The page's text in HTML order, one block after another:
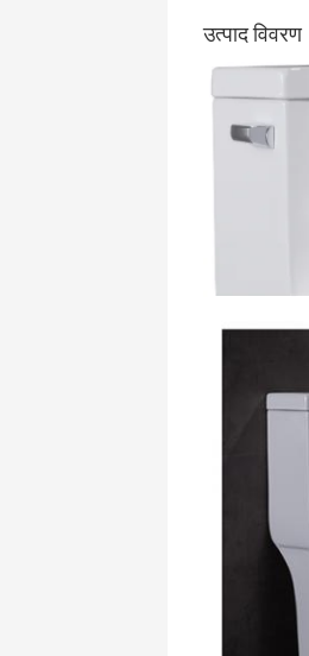
उत्पाद विवरण